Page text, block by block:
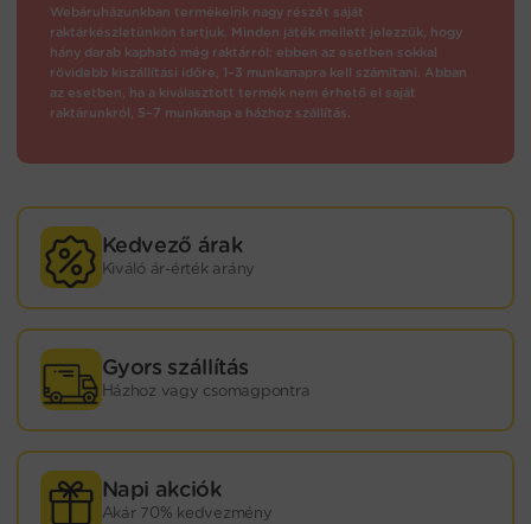
Webáruházunkban termékeink nagy részét saját
raktárkészletünkön tartjuk. Minden játék mellett jelezzük, hogy
hány darab kapható még raktárról: ebben az esetben sokkal
rövidebb kiszállítási időre, 1–3 munkanapra kell számítani. Abban
az esetben, ha a kiválasztott termék nem érhető el saját
raktárunkról, 5–7 munkanap a házhoz szállítás.
Kedvező árak
Kiváló ár-érték arány
Gyors szállítás
Házhoz vagy csomagpontra
Napi akciók
Akár 70% kedvezmény